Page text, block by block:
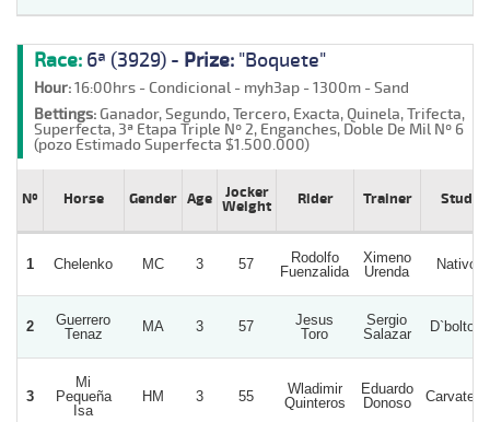
Race: 6ª (3929) - Prize: "Boquete"
Hour:16:00hrs - Condicional - myh3ap - 1300m - Sand
Bettings:Ganador, Segundo, Tercero, Exacta, Quinela, Trifecta,
Superfecta, 3ª Etapa Triple Nº 2, Enganches, Doble De Mil Nº 6
(pozo Estimado Superfecta $1.500.000)
Nº Horse Gender Age
Jocker
Weight
Rider Trainer Stud
1 Chelenko MC 3 57
Rodolfo
Fuenzalida
Ximeno
Urenda
Nativo
2
Guerrero
Tenaz
MA 3 57
Jesus
Toro
Sergio
Salazar
D`bolton
3
Mi
Pequeña
Isa
HM 3 55
Wladimir
Quinteros
Eduardo
Donoso
Carvatero